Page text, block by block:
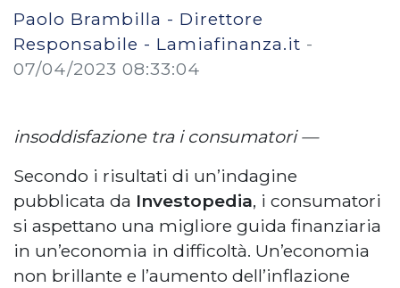
Paolo Brambilla - Direttore
Responsabile - Lamiafinanza.it -
07/04/2023 08:33:04
insoddisfazione tra i consumatori —
Secondo i risultati di un’indagine
pubblicata da Investopedia, i consumatori
si aspettano una migliore guida finanziaria
in un’economia in difficoltà. Un’economia
non brillante e l’aumento dell’inflazione